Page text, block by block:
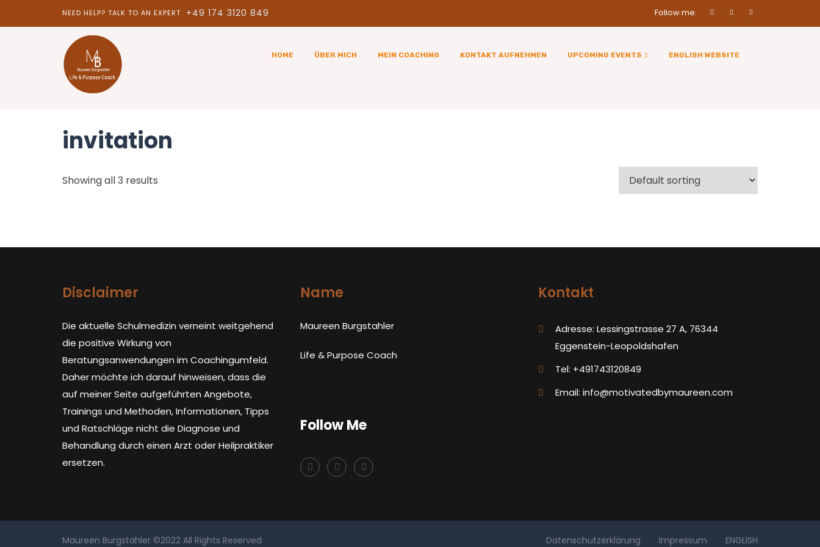
NEED HELP? TALK TO AN EXPERT +49 174 3120 849 Follow me:
HOME ÜBER MICH MEIN COACHING KONTAKT AUFNEHMEN UPCOMING EVENTS ENGLISH WEBSITE
Shop
HOME PRODUCTS TAGGED “INVITATION”
invitation
Showing all 3 results
Disclaimer
Die aktuelle Schulmedizin verneint weitgehend
die positive Wirkung von
Beratungsanwendungen im Coachingumfeld.
Daher möchte ich darauf hinweisen, dass die
auf meiner Seite aufgeführten Angebote,
Trainings und Methoden, Informationen, Tipps
und Ratschläge nicht die Diagnose und
Behandlung durch einen Arzt oder Heilpraktiker
ersetzen.
Name
Maureen Burgstahler
Life & Purpose Coach
Follow Me
Kontakt
Adresse: Lessingstrasse 27 A, 76344
Eggenstein-Leopoldshafen
Tel: +491743120849
Email: info@motivatedbymaureen.com
Maureen Burgstahler ©2022 All Rights Reserved Datenschutzerklärung Impressum ENGLISH